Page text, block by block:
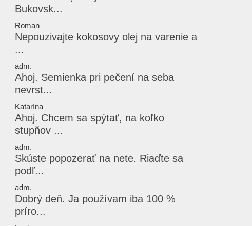
Bukovsk...
Roman
Nepouzivajte kokosovy olej na varenie a
...
adm.
Ahoj. Semienka pri pečení na seba
nevrst...
Katarína
Ahoj. Chcem sa spýtať, na koľko
stupňov ...
adm.
Skúste popozerať na nete. Riaďte sa
podľ...
adm.
Dobrý deň. Ja používam iba 100 %
príro...